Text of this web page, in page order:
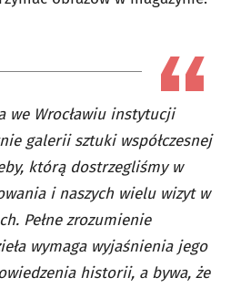
we Wrocławiu instytucji
galerii sztuki współczesnej
którą dostrzegliśmy w
i naszych wielu wizyt w
Pełne zrozumienie
wymaga wyjaśnienia jego
historii, a bywa, że